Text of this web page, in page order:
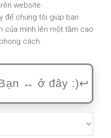
website
để chúng tôi giúp bạn
của mình lên một tầm cao
cách.